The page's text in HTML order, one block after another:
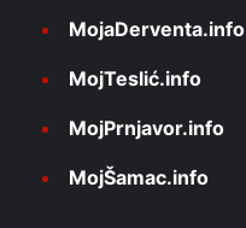
MojaDerventa.info
MojTeslić.info
MojPrnjavor.info
MojŠamac.info